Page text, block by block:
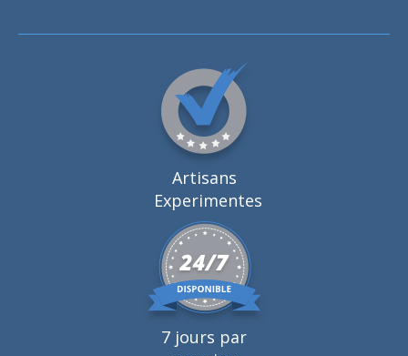
Artisans
Experimentes
7 jours par